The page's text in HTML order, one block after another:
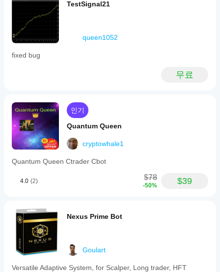
TestSignal21
queen1052
fixed bug
무료
인기
Quantum Queen
cryptowhale1
Quantum Queen Ctrader Cbot
4.0 (2) $78
-50% $39
Nexus Prime Bot
Goulart
Versatile Adaptive System, for Scalper, Long trader, HFT